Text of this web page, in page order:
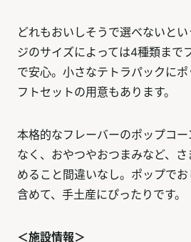
どれもおいしそうで選べないと
ジのサイズによっては4種類まで
で安心。小さなテトラパックに
フトセットの用意もあります。
本格的なフレーバーのポップコ
なく、おやつやおつまみなど、
めること間違いなし。ポップで
含めて、手土産にぴったりです。
＜施設情報＞